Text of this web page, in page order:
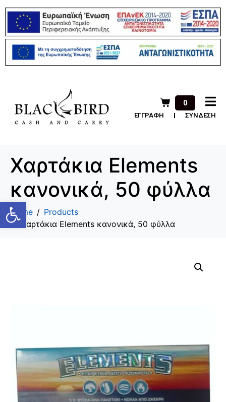
Ανοίξτε τη γραμμή εργαλείων
0
ΕΓΓΡΑΦΗ ΣΥΝΔΕΣΗ
Χαρτάκια Elements
κανονικά, 50 φύλλα
Home
Products
Χαρτάκια Elements κανονικά, 50 φύλλα